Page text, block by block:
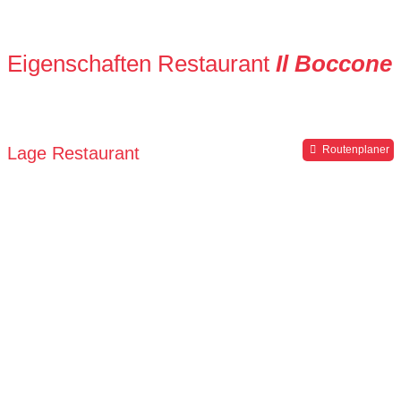
Eigenschaften Restaurant Il Boccone
Lage Restaurant Routenplaner